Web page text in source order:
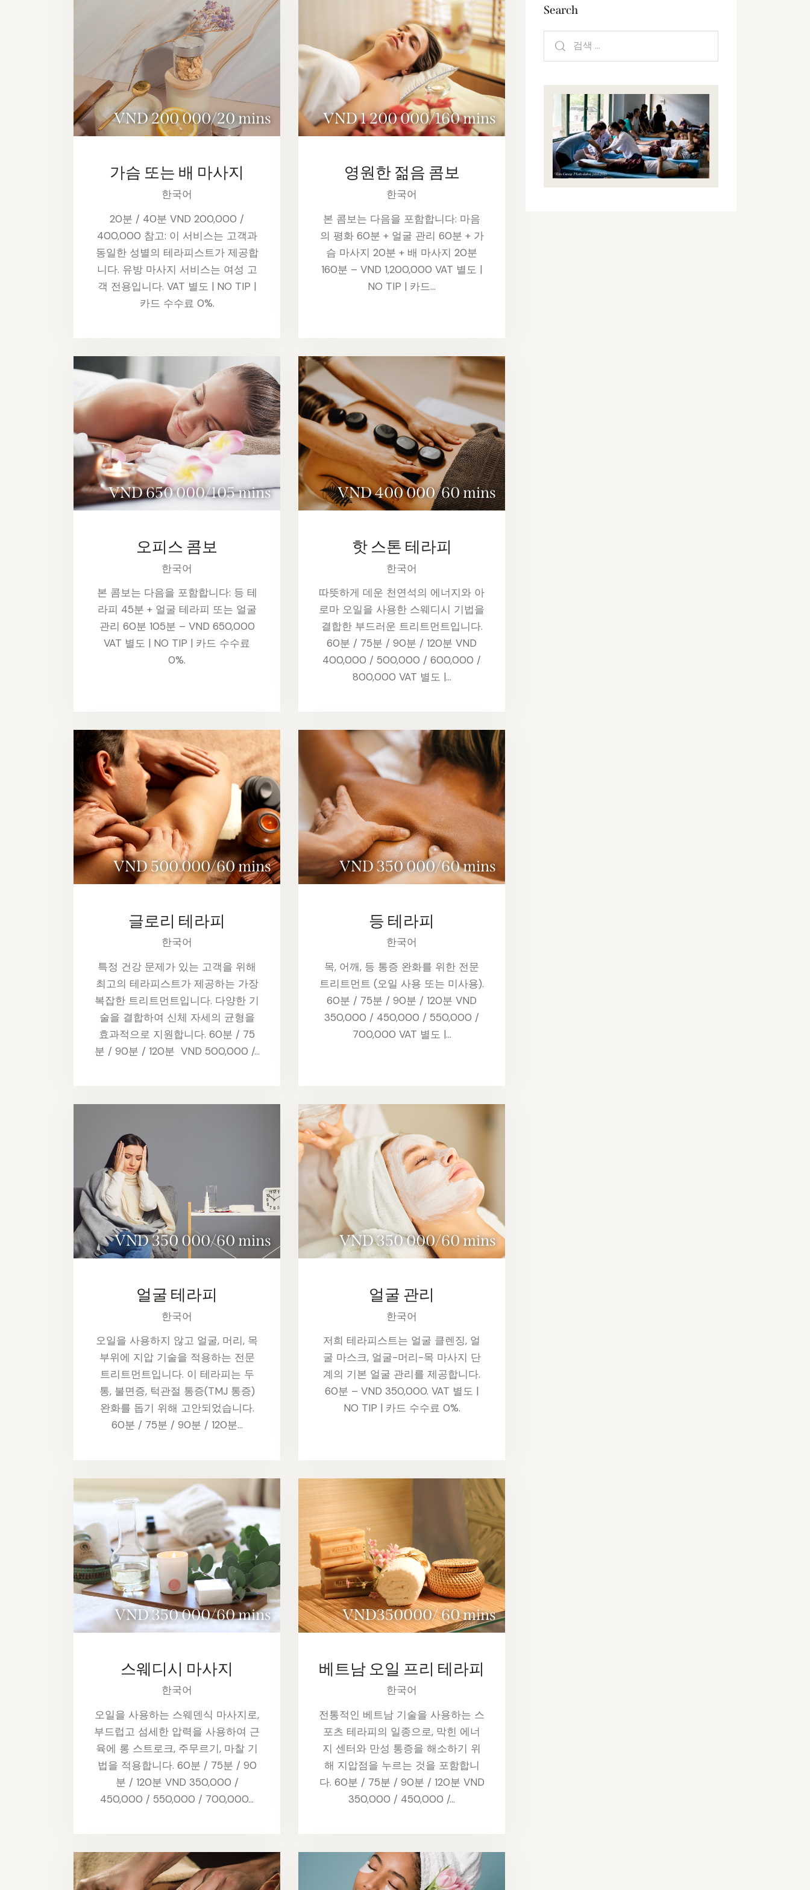
VND 200 000/20 mins
가슴 또는 배 마사지
한국어
20분 / 40분 VND 200,000 /
400,000 참고: 이 서비스는 고객과
동일한 성별의 테라피스트가 제공합
니다. 유방 마사지 서비스는 여성 고
객 전용입니다. VAT 별도 | NO TIP |
카드 수수료 0%.
VND 1 200 000/160 mins
영원한 젊음 콤보
한국어
본 콤보는 다음을 포함합니다: 마음
의 평화 60분 + 얼굴 관리 60분 + 가
슴 마사지 20분 + 배 마사지 20분
160분 – VND 1,200,000 VAT 별도 |
NO TIP | 카드…
VND 650 000/105 mins
오피스 콤보
한국어
본 콤보는 다음을 포함합니다: 등 테
라피 45분 + 얼굴 테라피 또는 얼굴
관리 60분 105분 – VND 650,000
VAT 별도 | NO TIP | 카드 수수료
0%.
VND 400 000/60 mins
핫 스톤 테라피
한국어
따뜻하게 데운 천연석의 에너지와 아
로마 오일을 사용한 스웨디시 기법을
결합한 부드러운 트리트먼트입니다.
60분 / 75분 / 90분 / 120분 VND
400,000 / 500,000 / 600,000 /
800,000 VAT 별도 |…
VND 500 000/60 mins
글로리 테라피
한국어
특정 건강 문제가 있는 고객을 위해
최고의 테라피스트가 제공하는 가장
복잡한 트리트먼트입니다. 다양한 기
술을 결합하여 신체 자세의 균형을
효과적으로 지원합니다. 60분 / 75
분 / 90분 / 120분 VND 500,000 /…
VND 350 000/60 mins
등 테라피
한국어
목, 어깨, 등 통증 완화를 위한 전문
트리트먼트 (오일 사용 또는 미사용).
60분 / 75분 / 90분 / 120분 VND
350,000 / 450,000 / 550,000 /
700,000 VAT 별도 |…
VND 350 000/60 mins
얼굴 테라피
한국어
오일을 사용하지 않고 얼굴, 머리, 목
부위에 지압 기술을 적용하는 전문
트리트먼트입니다. 이 테라피는 두
통, 불면증, 턱관절 통증(TMJ 통증)
완화를 돕기 위해 고안되었습니다.
60분 / 75분 / 90분 / 120분…
VND 350 000/60 mins
얼굴 관리
한국어
저희 테라피스트는 얼굴 클렌징, 얼
굴 마스크, 얼굴-머리-목 마사지 단
계의 기본 얼굴 관리를 제공합니다.
60분 – VND 350,000. VAT 별도 |
NO TIP | 카드 수수료 0%.
VND 350 000/60 mins
스웨디시 마사지
한국어
오일을 사용하는 스웨덴식 마사지로,
부드럽고 섬세한 압력을 사용하여 근
육에 롱 스트로크, 주무르기, 마찰 기
법을 적용합니다. 60분 / 75분 / 90
분 / 120분 VND 350,000 /
450,000 / 550,000 / 700,000…
VND350000/ 60 mins
베트남 오일 프리 테라피
한국어
전통적인 베트남 기술을 사용하는 스
포츠 테라피의 일종으로, 막힌 에너
지 센터와 만성 통증을 해소하기 위
해 지압점을 누르는 것을 포함합니
다. 60분 / 75분 / 90분 / 120분 VND
350,000 / 450,000 /…
Search